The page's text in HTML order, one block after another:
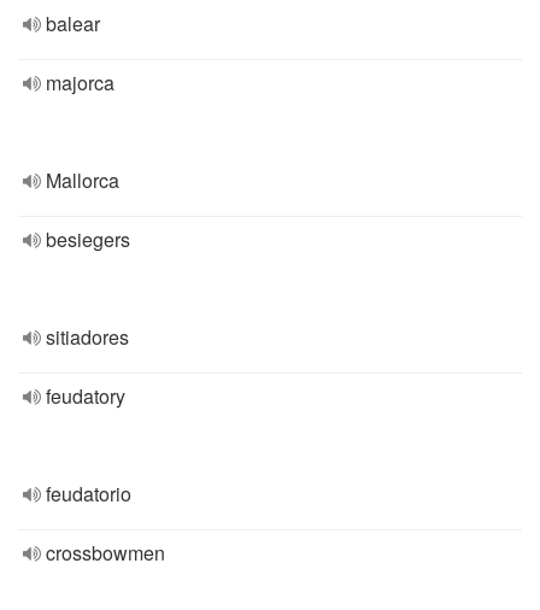
balear
majorca
Mallorca
besiegers
sitiadores
feudatory
feudatorio
crossbowmen